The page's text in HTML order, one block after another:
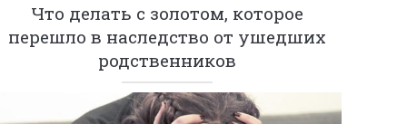
Что делать с золотом, которое
перешло в наследство от ушедших
родственников